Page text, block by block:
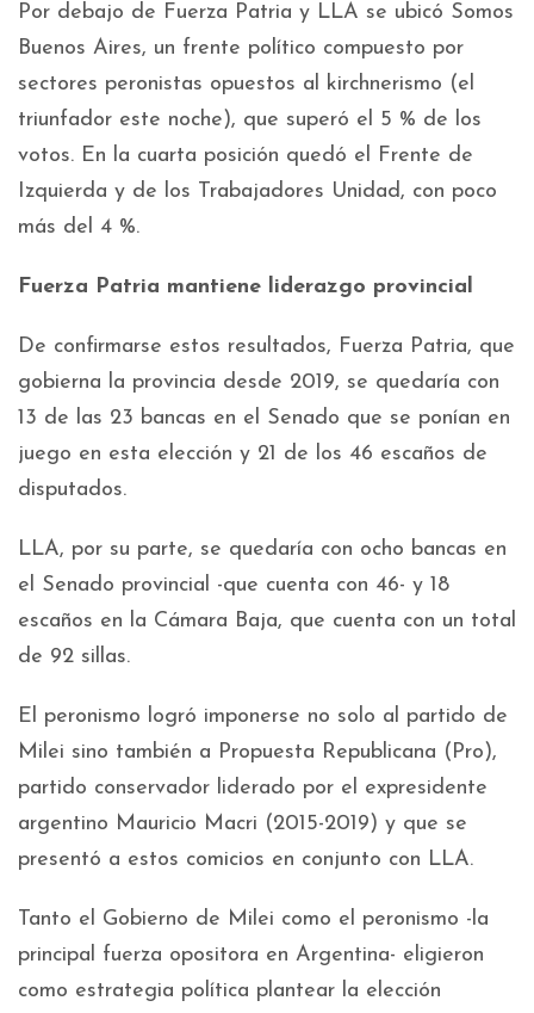
Por debajo de Fuerza Patria y LLA se ubicó Somos
Buenos Aires, un frente político compuesto por
sectores peronistas opuestos al kirchnerismo (el
triunfador este noche), que superó el 5 % de los
votos. En la cuarta posición quedó el Frente de
Izquierda y de los Trabajadores Unidad, con poco
más del 4 %.
Fuerza Patria mantiene liderazgo provincial
De confirmarse estos resultados, Fuerza Patria, que
gobierna la provincia desde 2019, se quedaría con
13 de las 23 bancas en el Senado que se ponían en
juego en esta elección y 21 de los 46 escaños de
disputados.
LLA, por su parte, se quedaría con ocho bancas en
el Senado provincial -que cuenta con 46- y 18
escaños en la Cámara Baja, que cuenta con un total
de 92 sillas.
El peronismo logró imponerse no solo al partido de
Milei sino también a Propuesta Republicana (Pro),
partido conservador liderado por el expresidente
argentino Mauricio Macri (2015-2019) y que se
presentó a estos comicios en conjunto con LLA.
Tanto el Gobierno de Milei como el peronismo -la
principal fuerza opositora en Argentina- eligieron
como estrategia política plantear la elección